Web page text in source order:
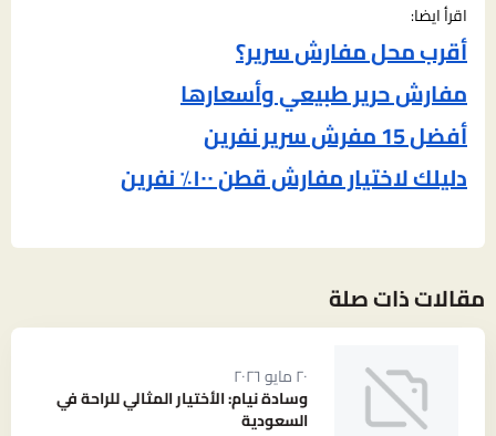
اقرأ ايضا:
أقرب محل مفارش سرير؟
مفارش حرير طبيعي وأسعارها
أفضل 15 مفرش سرير نفرين
دليلك لاختيار مفارش قطن ١٠٠٪ نفرين
مقالات ذات صلة
٢٠ مايو ٢٠٢٦
وسادة نيام: الأختيار المثالي للراحة في
السعودية